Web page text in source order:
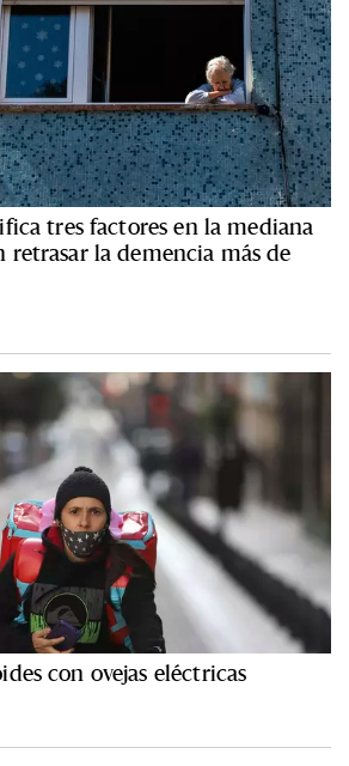
tres factores en la mediana
retrasar la demencia más de
con ovejas eléctricas